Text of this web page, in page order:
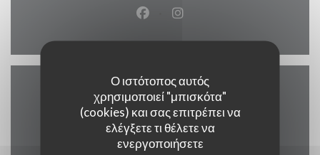
Ο ιστότοπος αυτός
χρησιμοποιεί "μπισκότα"
(cookies) και σας επιτρέπει να
ελέγξετε τι θέλετε να
ενεργοποιήσετε
Facebook ((ανοίγει σε νέο
Instagram ((ανοίγει σε
Επικοινωνήστε μαζί μας